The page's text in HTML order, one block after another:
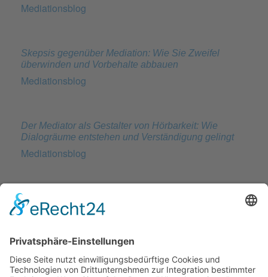
Mediationsblog
Skepsis gegenüber Mediation: Wie Sie Zweifel
überwinden und Vorbehalte abbauen
Mediationsblog
Der Mediator als Gestalter von Hörbarkeit: Wie
Dialogräume entstehen und Verständigung gelingt
Mediationsblog
Konfliktlösung mit Narzissten: Effektive Strategien für
Beruf und Alltag
BATNA, WATNA und ZOPA: Die drei Säulen